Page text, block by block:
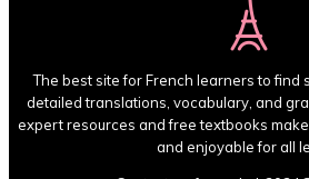
The best site for French learners to find
detailed translations, vocabulary, and
expert resources and free textbooks
and enjoyable for all